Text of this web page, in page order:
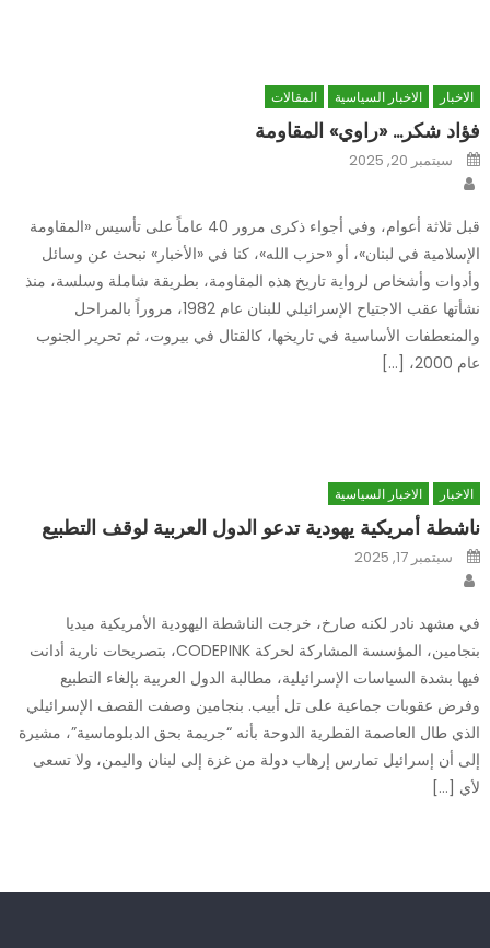
الاخبار الاخبار السياسية المقالات
فؤاد شكر… «راوي» المقاومة
Posted
onسبتمبر 20, 2025
قبل ثلاثة أعوام، وفي أجواء ذكرى مرور 40 عاماً على تأسيس «المقاومة
الإسلامية في لبنان»، أو «حزب الله»، كنا في «الأخبار» نبحث عن وسائل
وأدوات وأشخاص لرواية تاريخ هذه المقاومة، بطريقة شاملة وسلسة، منذ
نشأتها عقب الاجتياح الإسرائيلي للبنان عام 1982، مروراً بالمراحل
والمنعطفات الأساسية في تاريخها، كالقتال في بيروت، ثم تحرير الجنوب
عام 2000، […]
الاخبار الاخبار السياسية
ناشطة أمريكية يهودية تدعو الدول العربية لوقف التطبيع
Posted
onسبتمبر 17, 2025
في مشهد نادر لكنه صارخ، خرجت الناشطة اليهودية الأمريكية ميديا
بنجامين، المؤسسة المشاركة لحركة CODEPINK، بتصريحات نارية أدانت
فيها بشدة السياسات الإسرائيلية، مطالبة الدول العربية بإلغاء التطبيع
وفرض عقوبات جماعية على تل أبيب. بنجامين وصفت القصف الإسرائيلي
الذي طال العاصمة القطرية الدوحة بأنه “جريمة بحق الدبلوماسية”، مشيرة
إلى أن إسرائيل تمارس إرهاب دولة من غزة إلى لبنان واليمن، ولا تسعى
لأي […]